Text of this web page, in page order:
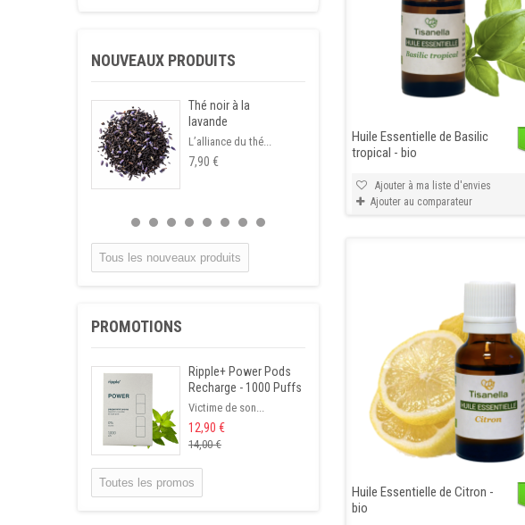
NOUVEAUX PRODUITS
Thé noir à la
lavande
L’alliance du thé...
7,90 €
de soleil Endro
Endro déodorant...
8,90 €
Tous les nouveaux produits
PROMOTIONS
Ripple+ Power Pods
Recharge - 1000 Puffs
Victime de son...
12,90 €
14,00 €
Toutes les promos
Huile Essentielle de Basilic
tropical - bio
Ajouter à ma liste d'envies
Ajouter au comparateur
Huile Essentielle de Citron -
bio